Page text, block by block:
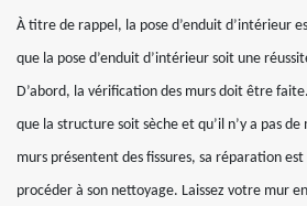
À titre de rappel, la pose d’enduit d’intérieur
que la pose d’enduit d’intérieur soit une
D’abord, la vérification des murs doit être
que la structure soit sèche et qu’il n’y a pas de
murs présentent des fissures, sa réparation
procéder à son nettoyage. Laissez votre mur